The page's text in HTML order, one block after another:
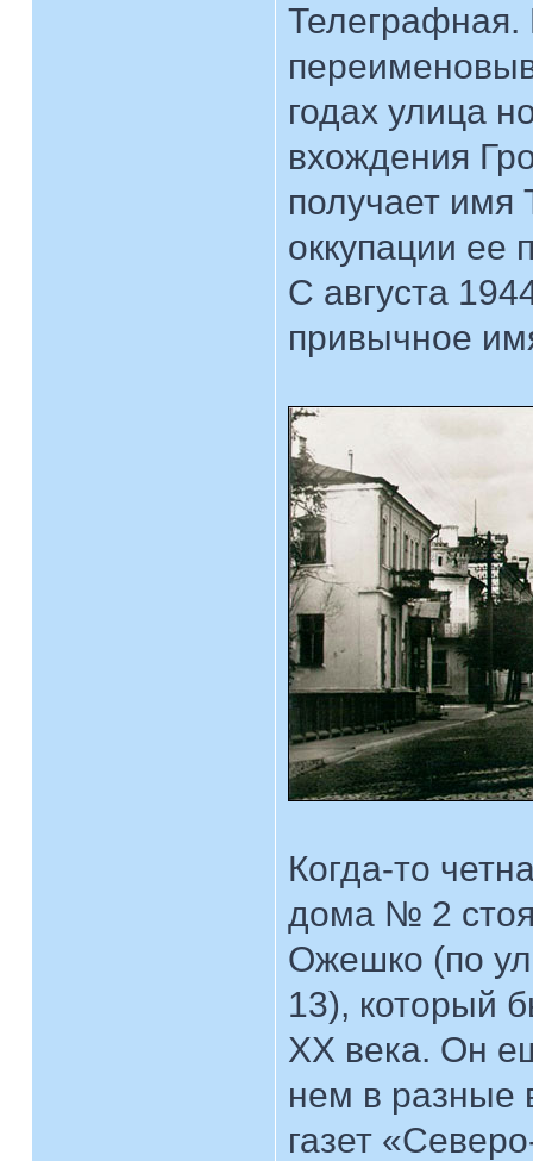
годах улица
вхождения
получает
оккупации ее
С августа
привычное
Когда-то
дома № 2
Ожешко (по
13), который
XX века. Он
нем в разные
газет